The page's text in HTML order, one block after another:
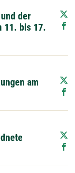
der
11. bis 17.
am